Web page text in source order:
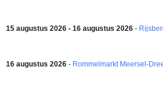
15 augustus 2026 - 16 augustus 2026 -
16 augustus 2026 - Rommelmarkt Meersel-